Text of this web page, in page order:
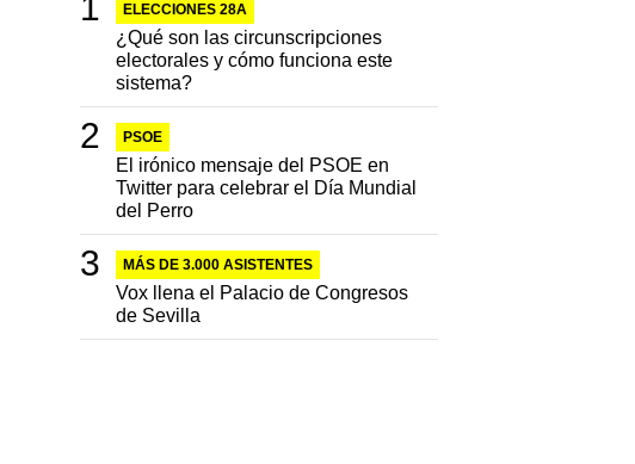
ELECCIONES 28A
¿Qué son las circunscripciones
electorales y cómo funciona este
sistema?
PSOE
El irónico mensaje del PSOE en
Twitter para celebrar el Día Mundial
del Perro
MÁS DE 3.000 ASISTENTES
Vox llena el Palacio de Congresos
de Sevilla